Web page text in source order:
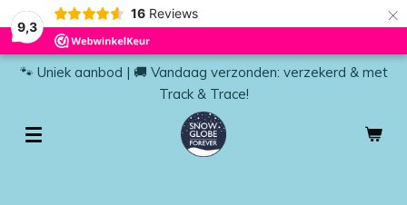
9,3
16 Reviews ×
🐾 Uniek aanbod | 🚚 Vandaag verzonden: verzekerd & met
Track & Trace!